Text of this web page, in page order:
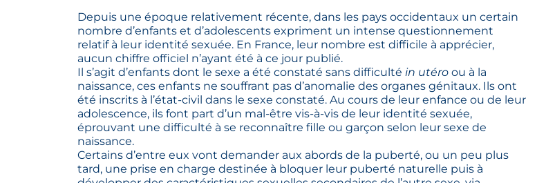
Depuis une époque relativement récente, dans les pays occidentaux un certain
nombre d’enfants et d’adolescents expriment un intense questionnement
relatif à leur identité sexuée. En France, leur nombre est difficile à apprécier,
aucun chiffre officiel n’ayant été à ce jour publié.
Il s’agit d’enfants dont le sexe a été constaté sans difficulté in utéro ou à la
naissance, ces enfants ne souffrant pas d’anomalie des organes génitaux. Ils ont
été inscrits à l’état-civil dans le sexe constaté. Au cours de leur enfance ou de leur
adolescence, ils font part d’un mal-être vis-à-vis de leur identité sexuée,
éprouvant une difficulté à se reconnaître fille ou garçon selon leur sexe de
naissance.
Certains d’entre eux vont demander aux abords de la puberté, ou un peu plus
tard, une prise en charge destinée à bloquer leur puberté naturelle puis à